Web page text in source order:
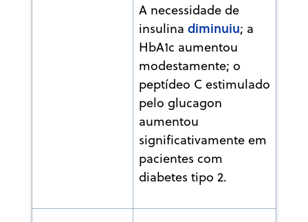
A necessidade de
insulina diminuiu; a
HbA1c aumentou
modestamente; o
peptídeo C estimulado
pelo glucagon
aumentou
significativamente em
pacientes com
diabetes tipo 2.